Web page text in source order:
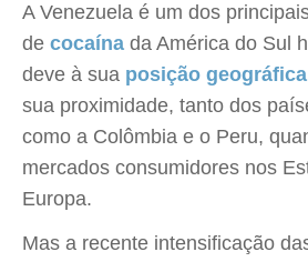
A Venezuela é um dos
de cocaína da América do Sul
deve à sua posição
sua proximidade, tanto dos
como a Colômbia e o Peru,
mercados consumidores nos
Europa.
Mas a recente intensificação